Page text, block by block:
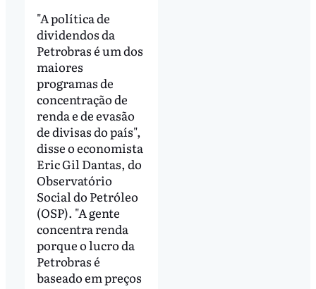
"A política de
dividendos da
Petrobras é um dos
maiores
programas de
concentração de
renda e de evasão
de divisas do país",
disse o economista
Eric Gil Dantas, do
Observatório
Social do Petróleo
(OSP). "A gente
concentra renda
porque o lucro da
Petrobras é
baseado em preços